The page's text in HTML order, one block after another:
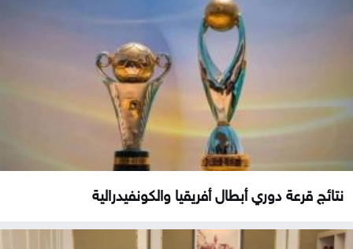
نتائج قرعة دوري أبطال أفريقيا والكونفيدرالية